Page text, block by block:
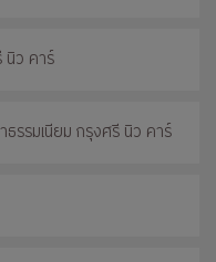
นิว คาร์
รรมเนียม กรุงศรี นิว คาร์